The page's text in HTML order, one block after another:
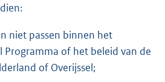
niet passen binnen het
Programma of het beleid van de
of Overijssel;